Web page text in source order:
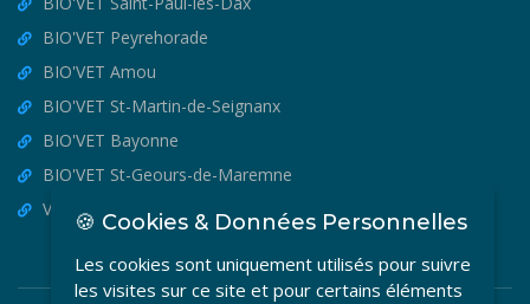
BIO'VET Peyrehorade
BIO'VET Amou
BIO'VET St-Martin-de-Seignanx
BIO'VET Bayonne
BIO'VET St-Geours-de-Maremne
VET'OSTEO
🍪 Cookies & Données Personnelles
Les cookies sont uniquement utilisés pour suivre
les visites sur ce site et pour certains éléments